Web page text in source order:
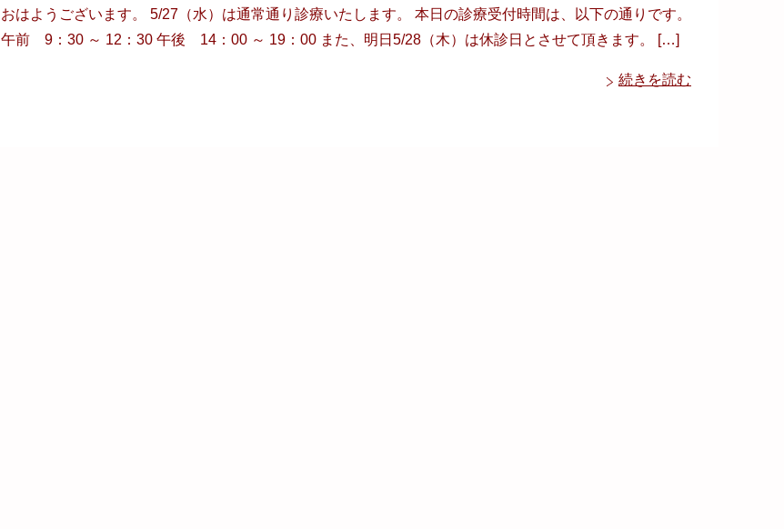
おはようございます。 5/27（水）は通常通り診療いたします。 本日の診療受付時間は、以下の通りです。
午前 9：30 ～ 12：30 午後 14：00 ～ 19：00 また、明日5/28（木）は休診日とさせて頂きます。 […]
続きを読む